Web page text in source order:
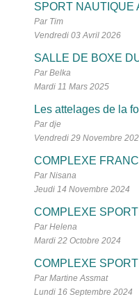
SPORT NAUTIQUE
Par Tim
Vendredi 03 Avril 2026
SALLE DE BOXE
Par Belka
Mardi 11 Mars 2025
Les attelages de la
Par dje
Vendredi 29 Novembre
COMPLEXE
Par Nisana
Jeudi 14 Novembre 2024
COMPLEXE
Par Helena
Mardi 22 Octobre 2024
COMPLEXE
Par Martine Assmat
Lundi 16 Septembre 2024